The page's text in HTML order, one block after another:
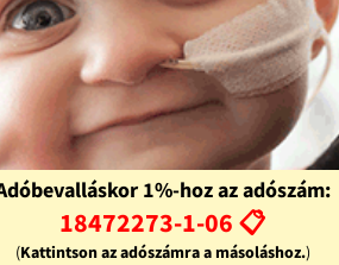
1%-hoz az adószám:
18472273-1-06 📋
(Kattintson az adószámra a másoláshoz.)